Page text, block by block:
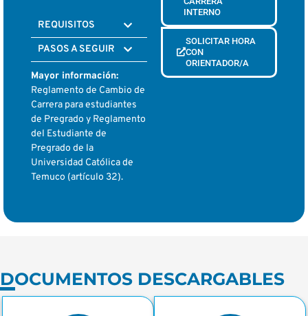
REQUISITOS
PASOS A SEGUIR
Mayor información:
Reglamento de Cambio de
Carrera para estudiantes
de Pregrado y Reglamento
del Estudiante de
Pregrado de la
Universidad Católica de
Temuco (artículo 32).
INTERNO
SOLICITAR HORA
CON
ORIENTADOR/A
DOCUMENTOS DESCARGABLES